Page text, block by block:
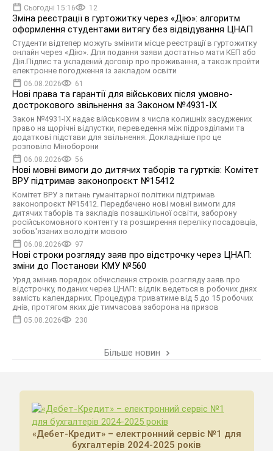
Сьогодні 15:16 12
Зміна реєстрації в гуртожитку через «Дію»: алгоритм
оформлення студентами витягу без відвідування ЦНАП
Студенти відтепер можуть змінити місце реєстрації в гуртожитку
онлайн через «Дію». Для подання заяви достатньо мати КЕП або
Дія.Підпис та укладений договір про проживання, а також пройти
електронне погодження із закладом освіти
06.08.2026 61
Нові права та гарантії для військових після умовно-
дострокового звільнення за Законом №4931-ІХ
Закон №4931-ІХ надає військовим з числа колишніх засуджених
право на щорічні відпустки, переведення між підрозділами та
додаткові підстави для звільнення. Докладніше про це
розповіло Міноборони
06.08.2026 56
Нові мовні вимоги до дитячих таборів та гуртків: Комітет
ВРУ підтримав законопроєкт №15412
Комітет ВРУ з питань гуманітарної політики підтримав
законопроєкт №15412. Передбачено нові мовні вимоги для
дитячих таборів та закладів позашкільної освіти, заборону
російськомовного контенту та розширення переліку посадовців,
зобов'язаних володіти мовою
06.08.2026 97
Нові строки розгляду заяв про відстрочку через ЦНАП:
зміни до Постанови КМУ №560
Уряд змінив порядок обчислення строків розгляду заяв про
відстрочку, поданих через ЦНАП: відлік ведеться в робочих днях
замість календарних. Процедура триватиме від 5 до 15 робочих
днів, протягом яких діє тимчасова заборона на призов
05.08.2026 230
Більше новин
«Дебет-Кредит» – електронний сервіс №1 для
бухгалтерів 2024-2025 років